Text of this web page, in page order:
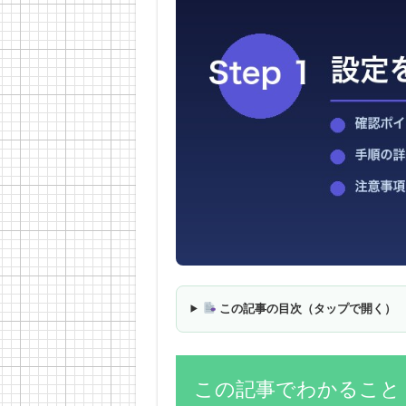
この記事の目次（タップで開く）
この記事でわかること